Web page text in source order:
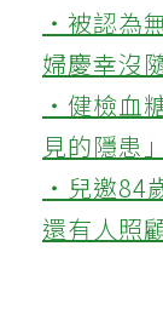
‧被認為
婦慶幸沒
‧健檢血
見的隱患
‧兒邀84
還有人照